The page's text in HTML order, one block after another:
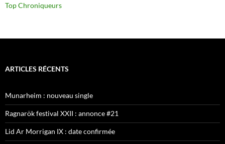
Top Chroniqueurs
ARTICLES RÉCENTS
Munarheim : nouveau single
Ragnarök festival XXII : annonce #21
Lid Ar Morrigan IX : date confirmée